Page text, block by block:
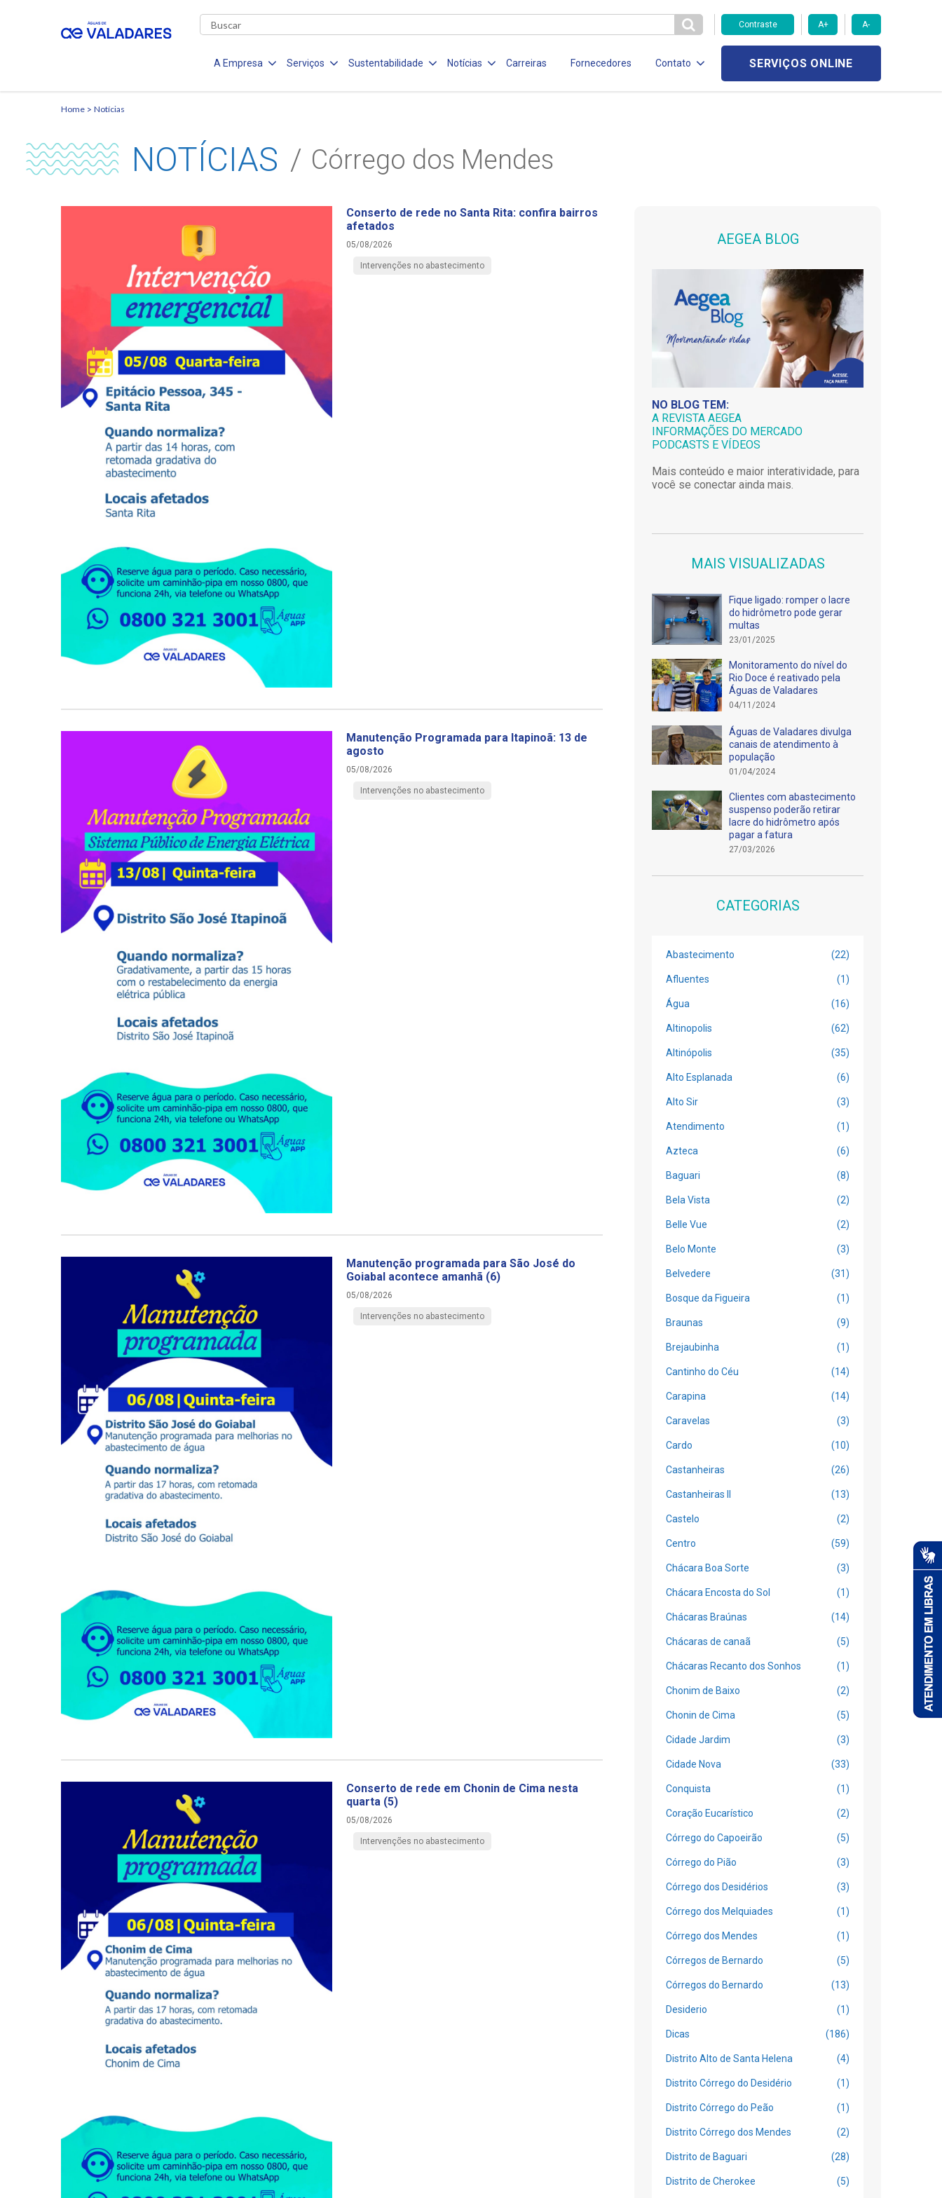
Contraste A+ A-
A Empresa Serviços Sustentabilidade Notícias Carreiras Fornecedores Contato SERVIÇOS ONLINE
Home Notícias
NOTÍCIAS Córrego dos Mendes
Conserto de rede no Santa Rita: confira bairros
afetados
05/08/2026
Intervenções no abastecimento
Manutenção Programada para Itapinoã: 13 de
agosto
05/08/2026
Intervenções no abastecimento
Manutenção programada para São José do
Goiabal acontece amanhã (6)
05/08/2026
Intervenções no abastecimento
Conserto de rede em Chonin de Cima nesta
quarta (5)
05/08/2026
Intervenções no abastecimento
AEGEA BLOG
NO BLOG TEM:
A REVISTA AEGEA
INFORMAÇÕES DO MERCADO
PODCASTS E VÍDEOS
Mais conteúdo e maior interatividade, para
você se conectar ainda mais.
MAIS VISUALIZADAS
Fique ligado: romper o lacre
do hidrômetro pode gerar
multas
23/01/2025
Monitoramento do nível do
Rio Doce é reativado pela
Águas de Valadares
04/11/2024
Águas de Valadares divulga
canais de atendimento à
população
01/04/2024
Clientes com abastecimento
suspenso poderão retirar
lacre do hidrômetro após
pagar a fatura
27/03/2026
CATEGORIAS
Abastecimento (22)
Afluentes (1)
Água (16)
Altinopolis (62)
Altinópolis (35)
Alto Esplanada (6)
Alto Sir (3)
Atendimento (1)
Azteca (6)
Baguari (8)
Bela Vista (2)
Belle Vue (2)
Belo Monte (3)
Belvedere (31)
Bosque da Figueira (1)
Braunas (9)
Brejaubinha (1)
Cantinho do Céu (14)
Carapina (14)
Caravelas (3)
Cardo (10)
Castanheiras (26)
Castanheiras II (13)
Castelo (2)
Centro (59)
Chácara Boa Sorte (3)
Chácara Encosta do Sol (1)
Chácaras Braúnas (14)
Chácaras de canaã (5)
Chácaras Recanto dos Sonhos (1)
Chonim de Baixo (2)
Chonin de Cima (5)
Cidade Jardim (3)
Cidade Nova (33)
Conquista (1)
Coração Eucarístico (2)
Córrego do Capoeirão (5)
Córrego do Pião (3)
Córrego dos Desidérios (3)
Córrego dos Melquiades (1)
Córrego dos Mendes (1)
Córregos de Bernardo (5)
Córregos do Bernardo (13)
Desiderio (1)
Dicas (186)
Distrito Alto de Santa Helena (4)
Distrito Córrego do Desidério (1)
Distrito Córrego do Peão (1)
Distrito Córrego dos Mendes (2)
Distrito de Baguari (28)
Distrito de Cherokee (5)